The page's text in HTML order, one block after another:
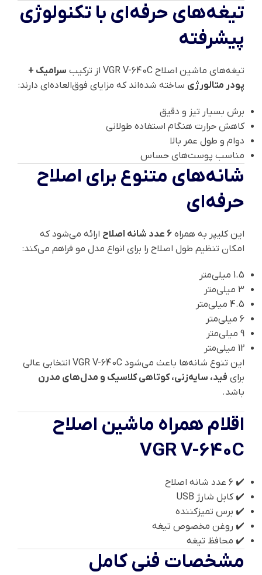
تیغه‌های حرفه‌ای با تکنولوژی
پیشرفته
تیغه‌های ماشین اصلاح VGR V-640C از ترکیب
سرامیک +
پودر متالورژی ساخته شده‌اند که مزایای فوق‌العاده‌ای دارند:
برش بسیار تیز و دقیق
کاهش حرارت هنگام استفاده طولانی
دوام و طول عمر بالا
مناسب پوست‌های حساس
شانه‌های متنوع برای اصلاح
حرفه‌ای
این کلیپر به همراه 6 عدد شانه اصلاح
ارائه می‌شود که
امکان تنظیم طول اصلاح را برای انواع مدل مو فراهم می‌کند:
1.5 میلی‌متر
3 میلی‌متر
4.5 میلی‌متر
6 میلی‌متر
9 میلی‌متر
12 میلی‌متر
این تنوع شانه‌ها باعث می‌شود VGR V-640C انتخابی عالی
برای فید، سایه‌زنی، کوتاهی کلاسیک و مدل‌های مدرن
باشد.
اقلام همراه ماشین اصلاح
VGR V-640C
✔️ 6 عدد شانه اصلاح
✔️ کابل شارژ USB
✔️ برس تمیزکننده
✔️ روغن مخصوص تیغه
✔️ محافظ تیغه
مشخصات فنی کامل